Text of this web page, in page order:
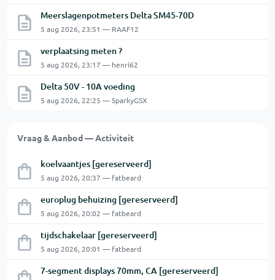
Meerslagenpotmeters Delta SM45-70D
5 aug 2026, 23:51 — RAAF12
verplaatsing meten ?
5 aug 2026, 23:17 — henri62
Delta 50V - 10A voeding
5 aug 2026, 22:25 — SparkyGSX
Vraag & Aanbod — Activiteit
koelvaantjes [gereserveerd]
5 aug 2026, 20:37 — fatbeard
europlug behuizing [gereserveerd]
5 aug 2026, 20:02 — fatbeard
tijdschakelaar [gereserveerd]
5 aug 2026, 20:01 — fatbeard
7-segment displays 70mm, CA [gereserveerd]